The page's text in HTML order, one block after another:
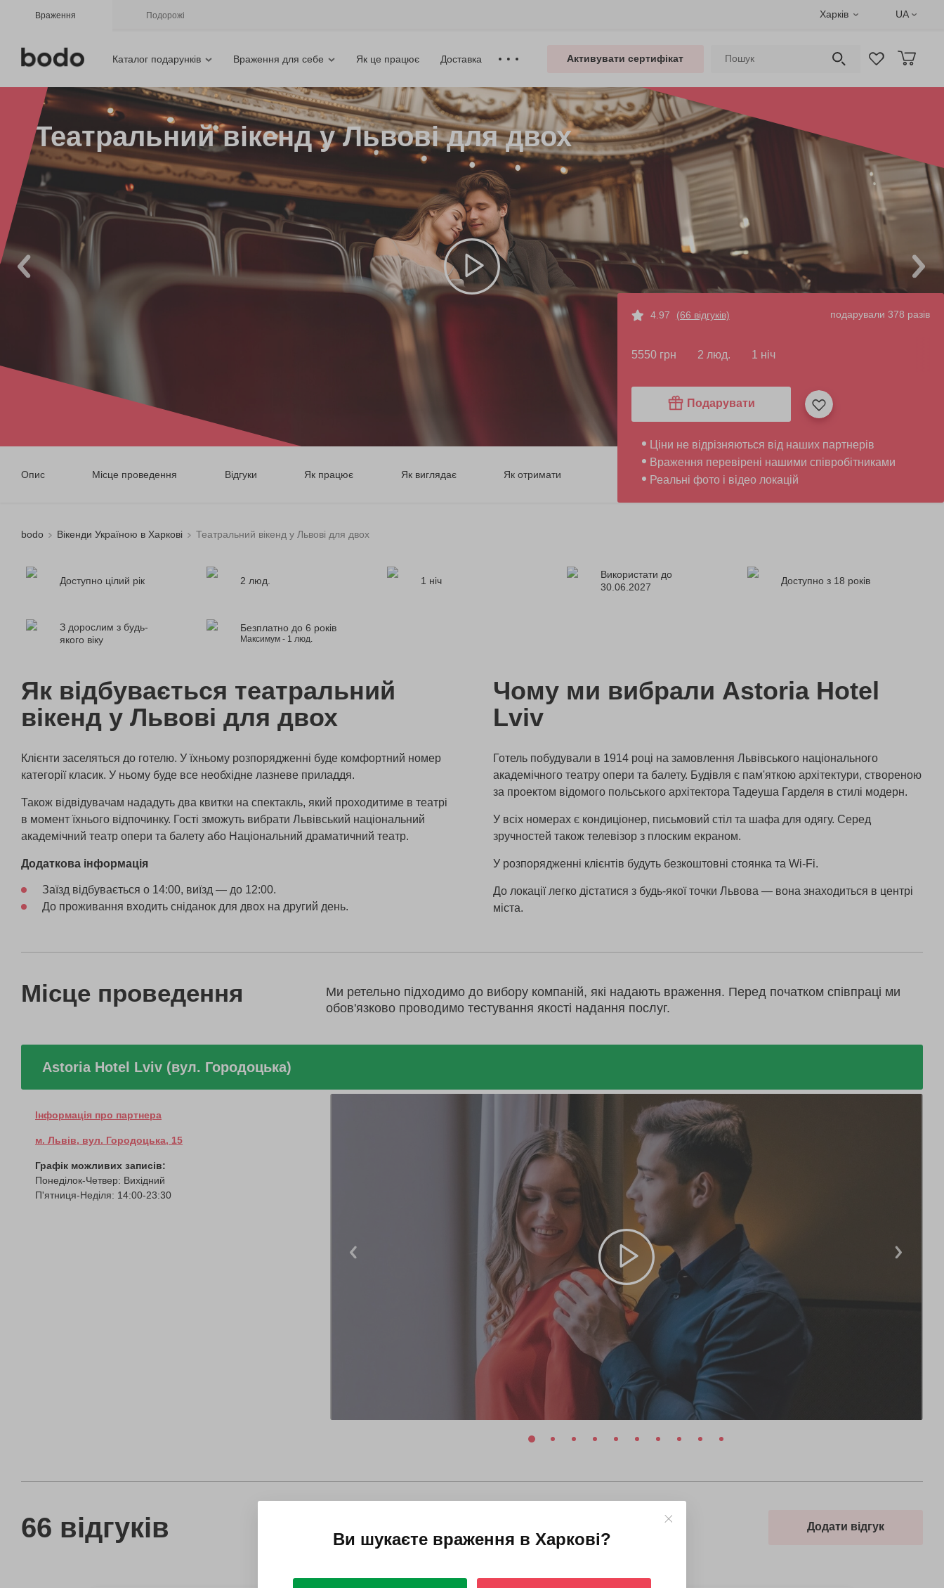
Враження Подорожі Харків UA
Каталог подарунків Враження для себе Як це працює Доставка Активувати сертифікат
Театральний вікенд у Львові для двох
Опис Місце проведення Відгуки Як працює Як виглядає Як отримати
4.97 (66 відгуків) подарували 378 разів
5550 грн 2 люд. 1 ніч
Подарувати
Ціни не відрізняються від наших партнерів
Враження перевірені нашими співробітниками
Реальні фото і відео локацій
bodo Вікенди Україною в Харкові Театральний вікенд у Львові для двох
Доступно цілий рік 2 люд. 1 ніч
Використати до
30.06.2027
Доступно з 18 років
З дорослим з будь-
якого віку
Безплатно до 6 років
Максимум - 1 люд.
Як відбувається театральний
вікенд у Львові для двох
Клієнти заселяться до готелю. У їхньому розпорядженні буде комфортний номер
категорії класик. У ньому буде все необхідне лазневе приладдя.
Також відвідувачам нададуть два квитки на спектакль, який проходитиме в театрі
в момент їхнього відпочинку. Гості зможуть вибрати Львівський національний
академічний театр опери та балету або Національний драматичний театр.
Додаткова інформація
Заїзд відбувається о 14:00, виїзд — до 12:00.
До проживання входить сніданок для двох на другий день.
Чому ми вибрали Astoria Hotel
Lviv
Готель побудували в 1914 році на замовлення Львівського національного
академічного театру опери та балету. Будівля є пам'яткою архітектури, створеною
за проектом відомого польського архітектора Тадеуша Гарделя в стилі модерн.
У всіх номерах є кондиціонер, письмовий стіл та шафа для одягу. Серед
зручностей також телевізор з плоским екраном.
У розпорядженні клієнтів будуть безкоштовні стоянка та Wi-Fi.
До локації легко дістатися з будь-якої точки Львова — вона знаходиться в центрі
міста.
Місце проведення
Ми ретельно підходимо до вибору компаній, які надають враження. Перед початком співпраці ми
обов'язково проводимо тестування якості надання послуг.
Astoria Hotel Lviv (вул. Городоцька)
Інформація про партнера
м. Львів, вул. Городоцька, 15
Графік можливих записів:
Понеділок-Четвер: Вихідний
П'ятниця-Неділя: 14:00-23:30
66 відгуків Додати відгук
Ви шукаєте враження в Харкові?